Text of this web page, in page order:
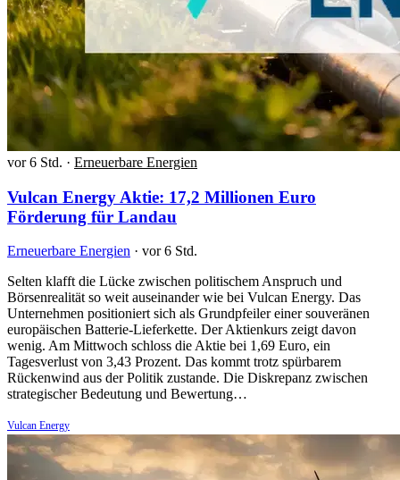
vor 6 Std. · Erneuerbare Energien
Vulcan Energy Aktie: 17,2 Millionen Euro
Förderung für Landau
Erneuerbare Energien · vor 6 Std.
Selten klafft die Lücke zwischen politischem Anspruch und
Börsenrealität so weit auseinander wie bei Vulcan Energy. Das
Unternehmen positioniert sich als Grundpfeiler einer souveränen
europäischen Batterie-Lieferkette. Der Aktienkurs zeigt davon
wenig. Am Mittwoch schloss die Aktie bei 1,69 Euro, ein
Tagesverlust von 3,43 Prozent. Das kommt trotz spürbarem
Rückenwind aus der Politik zustande. Die Diskrepanz zwischen
strategischer Bedeutung und Bewertung…
Vulcan Energy